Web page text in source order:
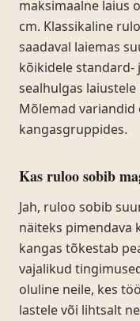
maksimaalne laius
cm. Klassikaline
saadaval laiemas
kõikidele standard-
sealhulgas
Mõlemad variandid
kangasgruppides.
Kas ruloo sobib
Jah, ruloo sobib
näiteks pimendava
kangas tõkestab
vajalikud
oluline neile, kes
lastele või lihtsalt